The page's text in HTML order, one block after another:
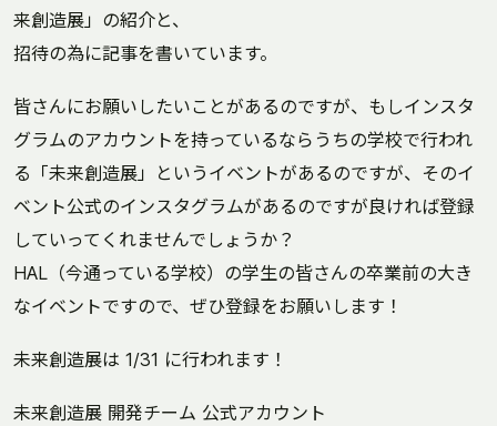
来創造展」の紹介と、
招待の為に記事を書いています。
皆さんにお願いしたいことがあるのですが、もしインスタ
グラムのアカウントを持っているならうちの学校で行われ
る「未来創造展」というイベントがあるのですが、そのイ
ベント公式のインスタグラムがあるのですが良ければ登録
していってくれませんでしょうか？
HAL（今通っている学校）の学生の皆さんの卒業前の大き
なイベントですので、ぜひ登録をお願いします！
未来創造展は 1/31 に行われます！
未来創造展 開発チーム 公式アカウント